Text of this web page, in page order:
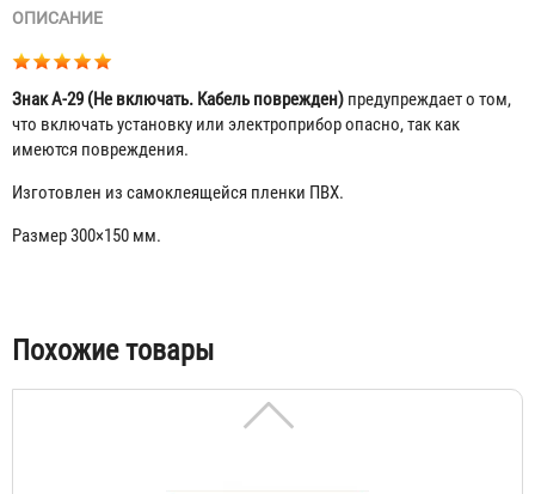
ОПИСАНИЕ
Знак A-29 (Не включать. Кабель поврежден) предупреждает о том,
что включать установку или электроприбор опасно, так как
имеются повреждения.
Изготовлен из самоклеящейся пленки ПВХ.
Размер 300×150 мм.
Табы
Похожие товары